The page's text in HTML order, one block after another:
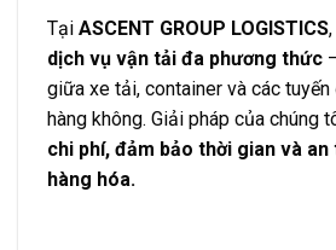
Tại ASCENT GROUP LOGISTICS
dịch vụ vận tải đa phương thức
giữa xe tải, container và các
hàng không. Giải pháp của chúng
chi phí, đảm bảo thời gian và
hàng hóa.